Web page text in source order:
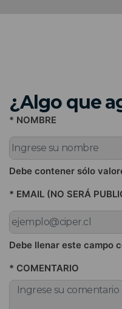
¿Algo que
* NOMBRE
Debe contener sólo
* EMAIL (NO SERÁ
Debe llenar este campo
* COMENTARIO